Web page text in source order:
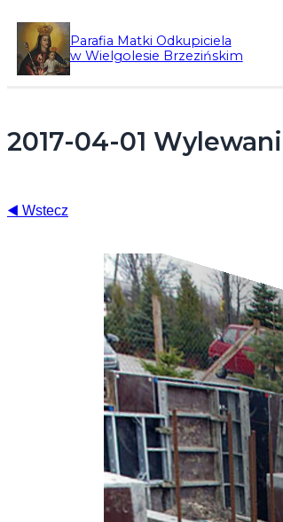
Przejdź
do
treści
Parafia Matki Odkupiciela
w Wielgolesie Brzezińskim
2017-04-01
Wstecz